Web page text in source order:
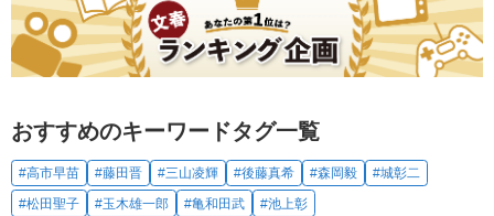
おすすめのキーワードタグ一覧
#高市早苗 #藤田晋 #三山凌輝 #後藤真希 #森岡毅
#城彰二
#松田聖子
#玉木雄一郎 #亀和田武 #池上彰